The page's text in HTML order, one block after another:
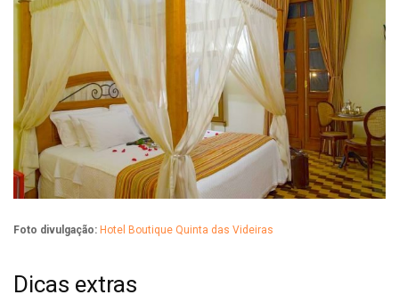
Foto divulgação: Hotel Boutique Quinta das Videiras
Dicas extras